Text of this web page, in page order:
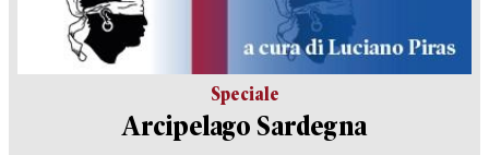
Speciale
Arcipelago Sardegna